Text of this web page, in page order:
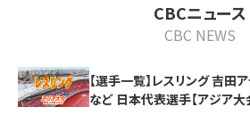
CBCニュース
CBC NEWS
【選手一覧】レスリング 吉田
など 日本代表選手【アジア